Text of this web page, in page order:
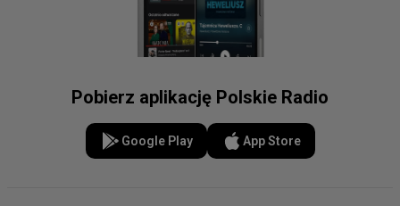
Pobierz aplikację Polskie Radio
Google Play App Store